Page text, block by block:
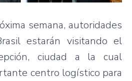
semana, autoridades
estarán visitando el
ciudad a la cual
centro logístico para